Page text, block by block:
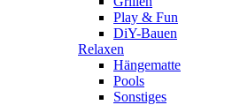
Play & Fun
DiY-Bauen
Relaxen
Hängematte
Pools
Sonstiges